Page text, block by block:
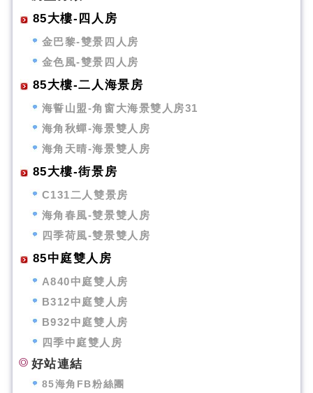
85大樓-四人房
金巴黎-雙景四人房
金色風-雙景四人房
85大樓-二人海景房
海誓山盟-角窗大海景雙人房31
海角秋蟬-海景雙人房
海角天晴-海景雙人房
85大樓-街景房
C131二人雙景房
海角春風-雙景雙人房
四季荷風-雙景雙人房
85中庭雙人房
A840中庭雙人房
B312中庭雙人房
B932中庭雙人房
四季中庭雙人房
好站連結
85海角FB粉絲團